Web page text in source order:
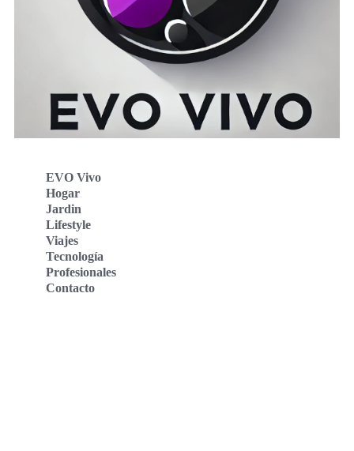
EVO Vivo
Hogar
Jardin
Lifestyle
Viajes
Tecnología
Profesionales
Contacto